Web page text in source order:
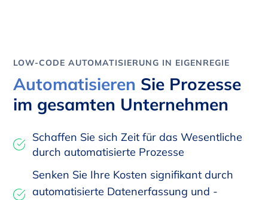
LOW-CODE AUTOMATISIERUNG IN EIGENREGIE
Automatisieren Sie Prozesse
im gesamten Unternehmen
Schaffen Sie sich Zeit für das Wesentliche
durch automatisierte Prozesse
Senken Sie Ihre Kosten signifikant durch
automatisierte Datenerfassung und -